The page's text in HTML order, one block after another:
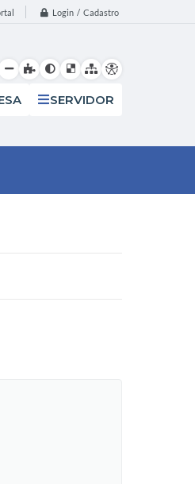
Login / Cadastro
SERVIDOR